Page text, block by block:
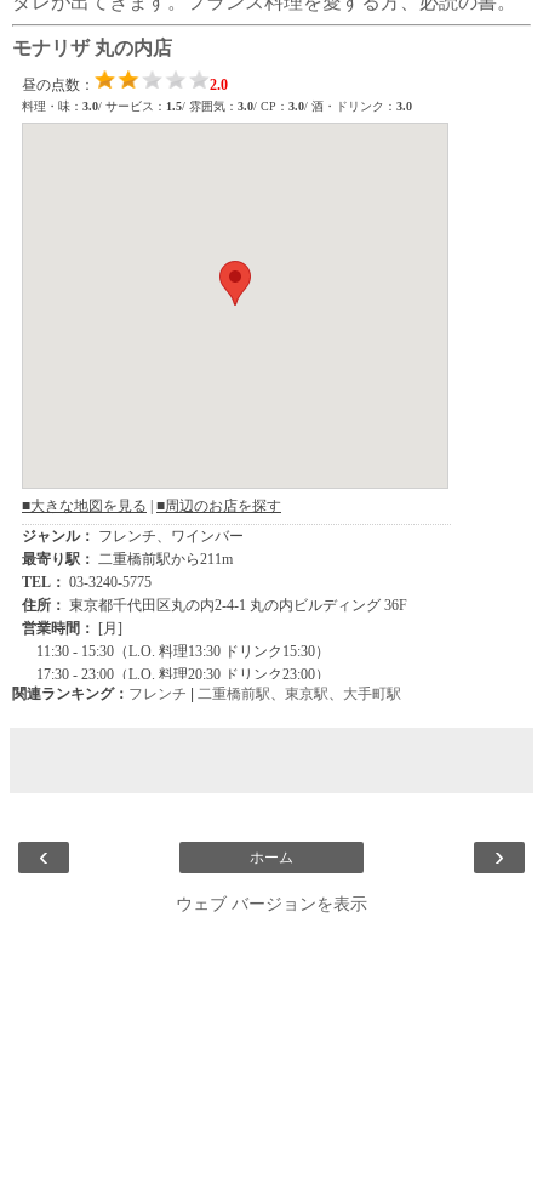
モナリザ 丸の内店
関連ランキング： フレンチ | 二重橋前駅 東京駅 大手町駅
‹ ›
ホーム
ウェブ バージョンを表示